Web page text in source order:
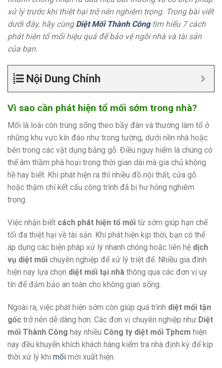
xử lý trước khi thiệt hại trở nên nghiêm trọng. Trong bài viết
dưới đây, hãy cùng Diệt Mối Thành Côngtìm hiểu 7 cách
phát hiện tổ mối hiệu quả để bảo vệ ngôi nhà và tài sản
của bạn.
Nội Dung Chính
Vì sao cần phát hiện tổ mối sớm trong nhà?
Mối là loài côn trùng sống theo bầy đàn và thường làm tổ ở
những khu vực kín đáo như trong tường, dưới nền nhà hoặc
bên trong các vật dụng bằng gỗ. Điều nguy hiểm là chúng có
thể âm thầm phá hoại trong thời gian dài mà gia chủ không
hề hay biết. Khi phát hiện ra thì nhiều đồ nội thất, cửa gỗ
hoặc thậm chí kết cấu công trình đã bị hư hỏng nghiêm
trọng.
Việc nhận biết cách phát hiện tổ mối từ sớm giúp hạn chế
tối đa thiệt hại về tài sản. Khi phát hiện kịp thời, bạn có thể
áp dụng các biện pháp xử lý nhanh chóng hoặc liên hệ dịch
vụ diệt mối chuyên nghiệp để xử lý triệt để. Nhiều gia đình
hiện nay lựa chọn diệt mối tại nhà thông qua các đơn vị uy
tín để đảm bảo an toàn cho không gian sống.
Ngoài ra, việc phát hiện sớm còn giúp quá trình diệt mối tận
gốc trở nên dễ dàng hơn. Các đơn vị chuyên nghiệp như Diệt
mối Thành Công hay nhiều Công ty diệt mối Tphcm hiện
nay đều khuyến khích khách hàng kiểm tra nhà định kỳ để kịp
thời xử lý khi mối mới xuất hiện.